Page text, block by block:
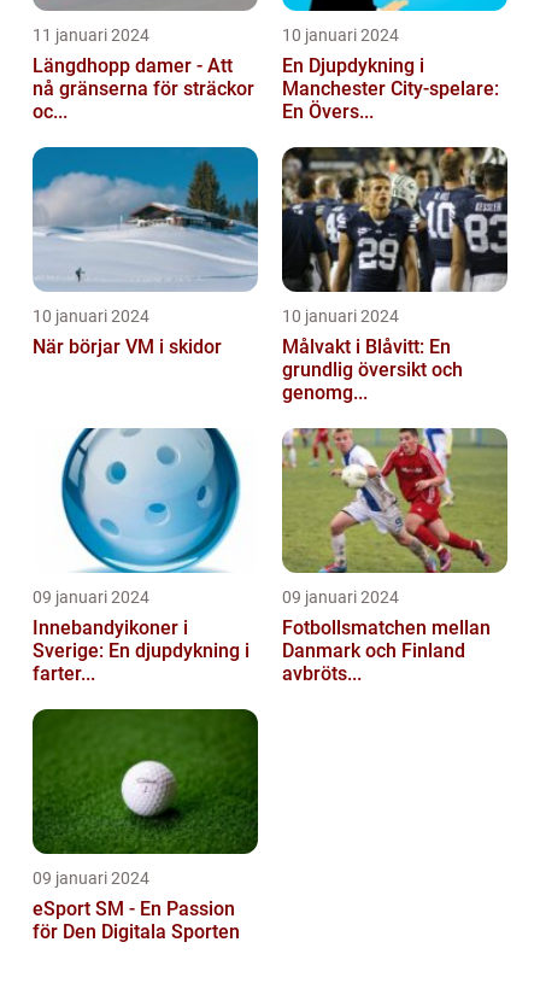
11 januari 2024
Längdhopp damer - Att
nå gränserna för sträckor
oc...
10 januari 2024
En Djupdykning i
Manchester City-spelare:
En Övers...
10 januari 2024
När börjar VM i skidor
10 januari 2024
Målvakt i Blåvitt: En
grundlig översikt och
genomg...
09 januari 2024
Innebandyikoner i
Sverige: En djupdykning i
farter...
09 januari 2024
Fotbollsmatchen mellan
Danmark och Finland
avbröts...
09 januari 2024
eSport SM - En Passion
för Den Digitala Sporten